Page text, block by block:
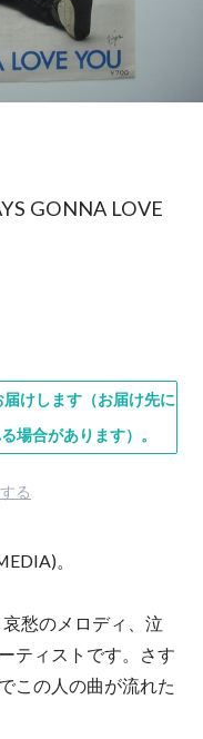
GONNA LOVE
けします（お届け先に
場合があります）。
る
。
愁のメロディ、泣
ティストです。さす
この人の曲が流れた